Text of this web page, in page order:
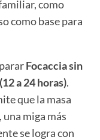
como
como base para
Focaccia sin
a 24 horas).
que la masa
miga más
se logra con